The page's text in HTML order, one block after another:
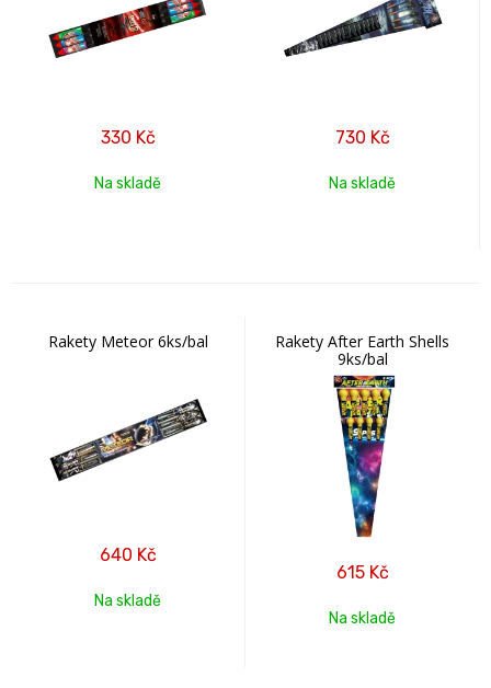
330 Kč
Na skladě
730 Kč
Na skladě
Rakety Meteor 6ks/bal
640 Kč
Na skladě
Rakety After Earth Shells
9ks/bal
615 Kč
Na skladě